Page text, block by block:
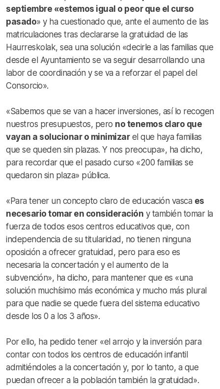
septiembre «estemos igual o peor que el curso
pasado» y ha cuestionado que, ante el aumento de las
matriculaciones tras declararse la gratuidad de las
Haurreskolak, sea una solución «decirle a las familias que
desde el Ayuntamiento se va seguir desarrollando una
labor de coordinación y se va a reforzar el papel del
Consorcio».
«Sabemos que se van a hacer inversiones, así lo recogen
nuestros presupuestos, pero no tenemos claro que
vayan a solucionar o minimizarel que haya familias
que se queden sin plazas. Y nos preocupa», ha dicho,
para recordar que el pasado curso «200 familias se
quedaron sin plaza» pública.
«Para tener un concepto claro de educación vasca es
necesario tomar en consideración y también tomar la
fuerza de todos esos centros educativos que, con
independencia de su titularidad, no tienen ninguna
oposición a ofrecer gratuidad, pero para eso es
necesaria la concertación y el aumento de la
subvención», ha dicho, para mantener que es «una
solución muchísimo más económica y mucho más plural
para que nadie se quede fuera del sistema educativo
desde los 0 a los 3 años».
Por ello, ha pedido tener «el arrojo y la inversión para
contar con todos los centros de educación infantil
admitiéndoles a la concertación y, por lo tanto, a que
puedan ofrecer a la población también la gratuidad».